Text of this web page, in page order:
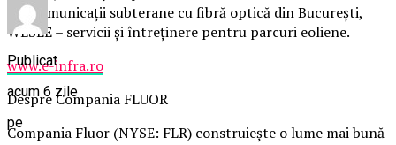
telecomunicații subterane cu fibră optică din București,
WESEE – servicii și întreținere pentru parcuri eoliene.
www.e-infra.ro
Despre Compania FLUOR
Compania Fluor (NYSE: FLR) construiește o lume mai bună
Publicat
acum 6 zile
pe